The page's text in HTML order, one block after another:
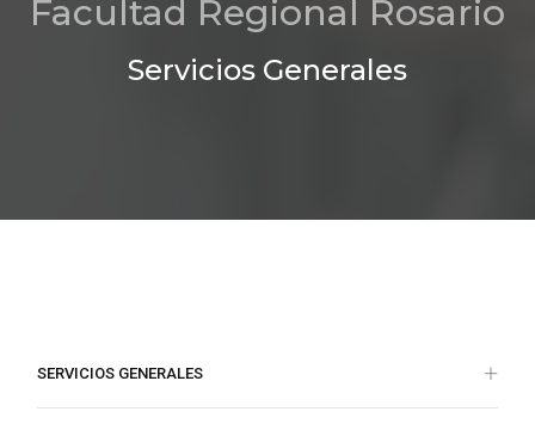
Facultad Regional Rosario
Servicios Generales
SERVICIOS GENERALES